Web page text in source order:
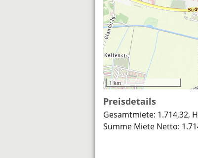
1 km
Preisdetails
Gesamtmiete: 1.714,32,
Summe Miete Netto: